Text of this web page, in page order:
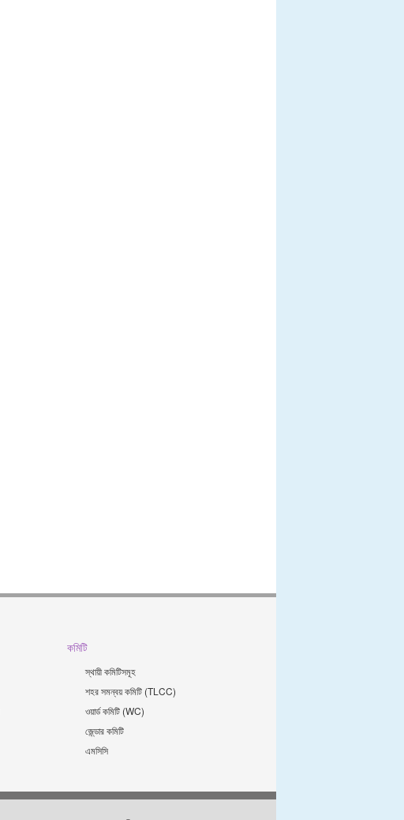
কমিটি
স্থায়ী কমিটিসমূহ
শহর সমন্বয় কমিটি (TLCC)
ওয়ার্ড কমিটি (WC)
জে্ন্ডার কমিটি
এমসিসি